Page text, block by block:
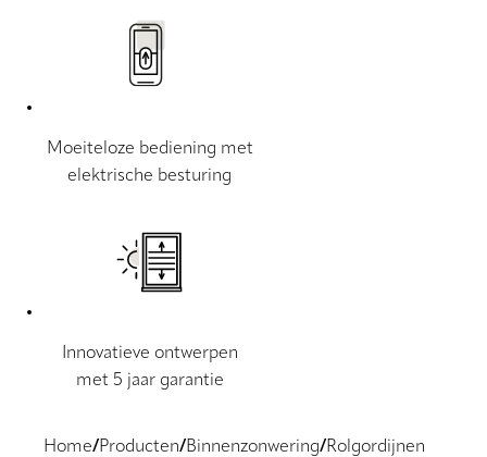
Moeiteloze bediening met
elektrische besturing
Innovatieve ontwerpen
met 5 jaar garantie
Home Producten Binnenzonwering Rolgordijnen